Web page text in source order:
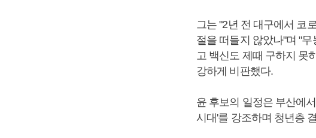
그는 "2년 전 대구에서 코
절을 떠들지 않았나"며 "
고 백신도 제때 구하지 못
강하게 비판했다.
윤 후보의 일정은 부산에
시대'를 강조하며 청년층